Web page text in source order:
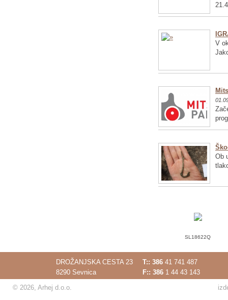
V
Ob
SL18622Q
DROŽANJSKA CESTA 23
8290 Sevnica
T:: 386 41 741 487
F:: 386 1 44 43 143
© 2026, Arhej d.o.o.